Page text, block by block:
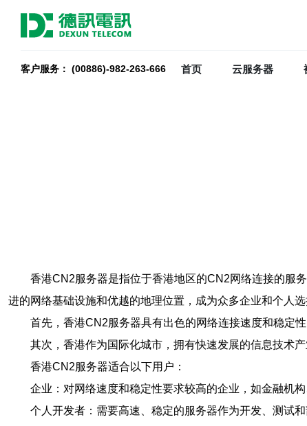
客户服务： (00886)-982-263-666 首页 云服务器
香港CN2服务器是指位于香港地区的CN2网络连接的服
进的网络基础设施和优越的地理位置，成为众多企业和个人选
首先，香港CN2服务器具有出色的网络连接速度和稳定
其次，香港作为国际化城市，拥有快速发展的信息技术
香港CN2服务器适合以下用户：
企业：对网络速度和稳定性要求较高的企业，如金融机构
个人开发者：需要高速、稳定的服务器作为开发、测试和